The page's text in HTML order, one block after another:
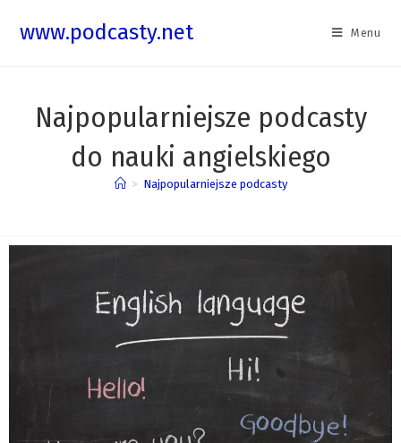
www.podcasty.net Menu
Najpopularniejsze podcasty
do nauki angielskiego
> Najpopularniejsze podcasty